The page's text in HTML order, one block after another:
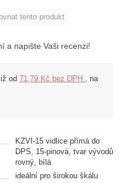
tento produkt
a napište Vaši recenzi!
od 71,79 Kč bez DPH , na
KZVI-15 vidlice přímá do
DPS, 15-pinová, tvar vývodů
rovný, bílá
ideální pro širokou škálu